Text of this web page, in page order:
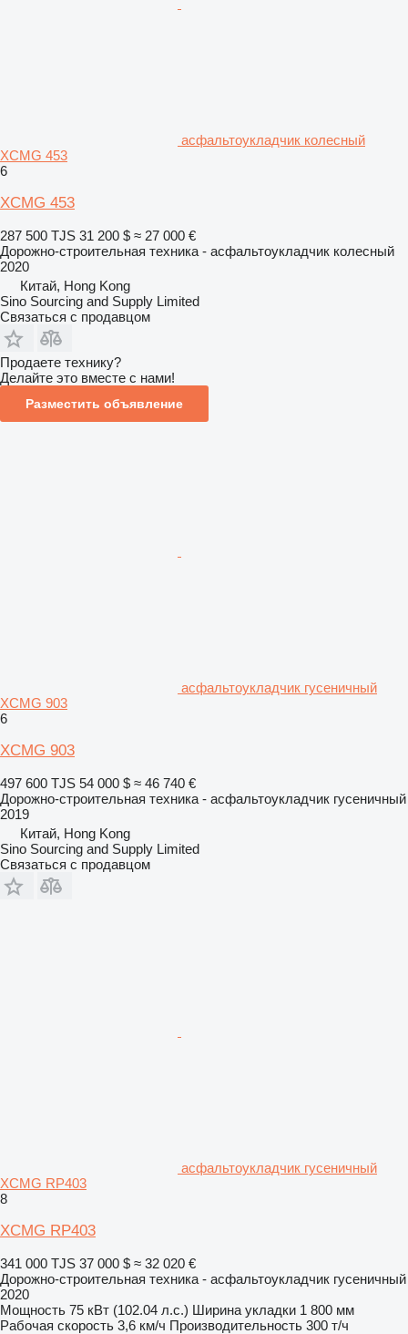
асфальтоукладчик колесный
XCMG 453
6
XCMG 453
287 500 TJS 31 200 $ ≈ 27 000 €
Дорожно-строительная техника - асфальтоукладчик колесный
2020
Китай, Hong Kong
Sino Sourcing and Supply Limited
Связаться с продавцом
Продаете технику?
Делайте это вместе с нами!
Разместить объявление
асфальтоукладчик гусеничный
XCMG 903
6
XCMG 903
497 600 TJS 54 000 $ ≈ 46 740 €
Дорожно-строительная техника - асфальтоукладчик гусеничный
2019
Китай, Hong Kong
Sino Sourcing and Supply Limited
Связаться с продавцом
асфальтоукладчик гусеничный
XCMG RP403
8
XCMG RP403
341 000 TJS 37 000 $ ≈ 32 020 €
Дорожно-строительная техника - асфальтоукладчик гусеничный
2020
Мощность 75 кВт (102.04 л.с.) Ширина укладки 1 800 мм
Рабочая скорость 3,6 км/ч Производительность 300 т/ч